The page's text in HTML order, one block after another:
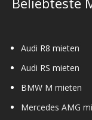
Audi R8 mieten
Audi RS mieten
BMW M mieten
Mercedes AMG